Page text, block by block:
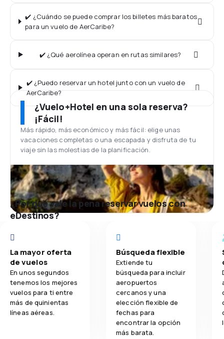
✔️ ¿Cuándo se puede comprar los billetes más baratos
para un vuelo de AerCaribe?
✔️ ¿Qué aerolínea operan en rutas similares?
✔️ ¿Puedo reservar un hotel junto con un vuelo de
AerCaribe?
¿Vuelo+Hotel en una sola reserva?
¡Fácil!
Más rápido, más económico y más fácil: elige unas
vacaciones completas o una escapada y disfruta de tu
viaje sin las molestias de la planificación.
¿Por qué vale la pena reservar vuelos con
eDestinos?
La mayor oferta
de vuelos
En unos segundos
tenemos los mejores
vuelos para ti entre
más de quinientas
líneas aéreas.
Búsqueda flexible
Extiende tu
búsqueda para incluir
aeropuertos
cercanos y una
elección flexible de
fechas para
encontrar la opción
más barata.